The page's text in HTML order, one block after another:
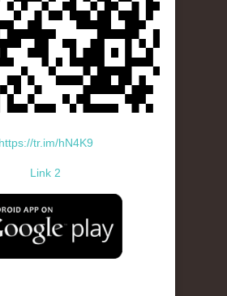
https://tr.im/hN4K9
Link 2
googleplay-app-store.png